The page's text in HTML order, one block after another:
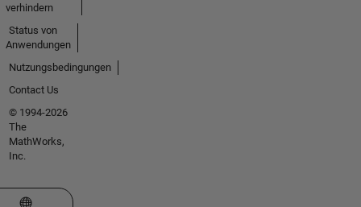
verhindern
Status von
Anwendungen
Nutzungsbedingungen
Contact Us
© 1994-2026
The
MathWorks,
Inc.
Website auswählen